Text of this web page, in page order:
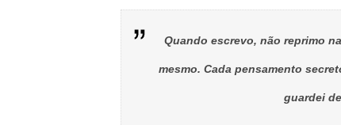
Quando escrevo, não reprimo
mesmo. Cada pensamento
guardei